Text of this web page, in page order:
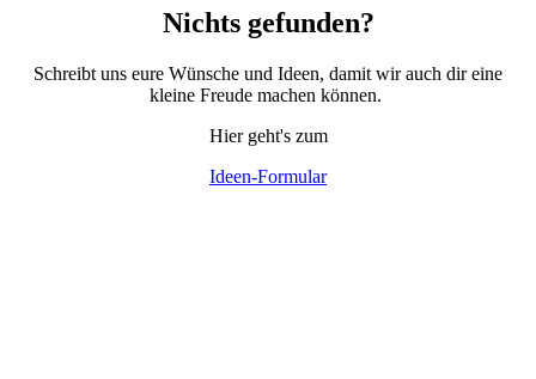
Nichts gefunden?
Schreibt uns eure Wünsche und Ideen, damit wir auch dir eine
kleine Freude machen können.
Hier geht's zum
Ideen-Formular